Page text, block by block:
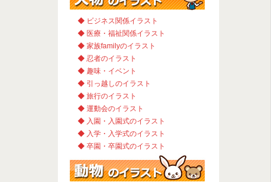
◆ ビジネス関係イラスト
◆ 医療・福祉関係イラスト
◆ 家族familyのイラスト
◆ 忍者のイラスト
◆ 趣味・イベント
◆ 引っ越しのイラスト
◆ 旅行のイラスト
◆ 運動会のイラスト
◆ 入園・入園式のイラスト
◆ 入学・入学式のイラスト
◆ 卒園・卒園式のイラスト